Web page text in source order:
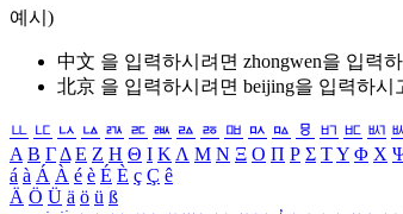
예시)
中文 을 입력하시려면 zhongwen을 입력
北京 을 입력하시려면 beijing을 입력하시
ㅥ ㅦ ㅧ ㅨ ㅩ ㅪ ㅫ ㅬ ㅭ ㅮ ㅯ ㅰ ㅱ ㅲ ㅳ ㅴ
Α Β ΓΔ Ε Ζ Η Θ Ι ΚΛ Μ Ν Ξ Ο Π Ρ Σ ΤΥ Φ Χ
á à Á À é è É È ç Ç ê
Ä Ö Ü ä ö ü ß